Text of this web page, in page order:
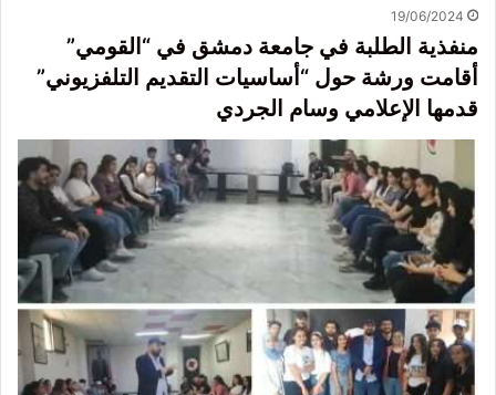
19/06/2024
منفذية الطلبة في جامعة دمشق في “القومي”
أقامت ورشة حول “أساسيات التقديم التلفزيوني”
قدمها الإعلامي وسام الجردي